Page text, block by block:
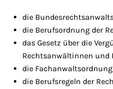
die
die Berufsordnung der
das Gesetz über die
Rechtsanwältinnen und
die Fachanwaltsordnung
die Berufsregeln der